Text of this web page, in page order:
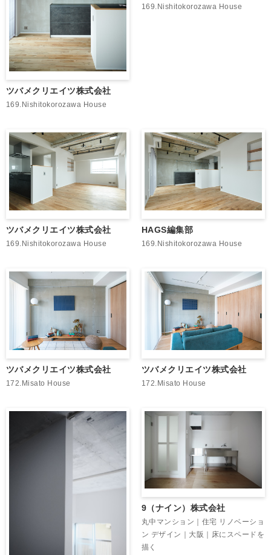
ツバメクリエイツ株式会社
169.Nishitokorozawa House
169.Nishitokorozawa House
ツバメクリエイツ株式会社
169.Nishitokorozawa House
HAGS編集部
169.Nishitokorozawa House
ツバメクリエイツ株式会社
172.Misato House
ツバメクリエイツ株式会社
172.Misato House
9（ナイン）株式会社
丸中マンション｜住宅 リノベーショ
ン デザイン｜大阪｜床にスペードを
描く